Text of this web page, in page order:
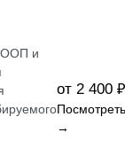
ООП и
от 2 400 ₽
Посмотреть
→